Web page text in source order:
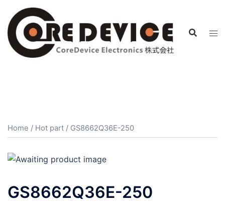
Home / Hot part / GS8662Q36E-250
GS8662Q36E-250